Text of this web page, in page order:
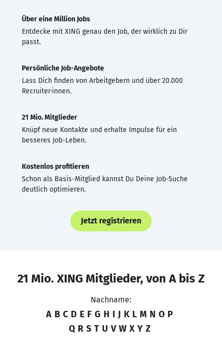
Über eine Million Jobs
Entdecke mit XING genau den Job, der wirklich zu Dir
passt.
Persönliche Job-Angebote
Lass Dich finden von Arbeitgebern und über 20.000
Recruiter·innen.
21 Mio. Mitglieder
Knüpf neue Kontakte und erhalte Impulse für ein
besseres Job-Leben.
Kostenlos profitieren
Schon als Basis-Mitglied kannst Du Deine Job-Suche
deutlich optimieren.
Jetzt registrieren
21 Mio. XING Mitglieder, von A bis Z
Nachname:
A B C D E F G H I J K L M N O P
Q R S T U V W X Y Z